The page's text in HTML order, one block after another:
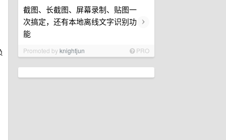
截图、长截图、屏幕录制、贴图一
次搞定，还有本地离线文字识别功
能
›
Promoted byknightjun PRO